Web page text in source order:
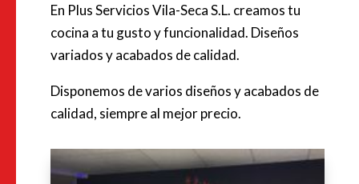
En Plus Servicios Vila-Seca S.L. creamos tu
cocina a tu gusto y funcionalidad. Diseños
variados y acabados de calidad.
Disponemos de varios diseños y acabados de
calidad, siempre al mejor precio.